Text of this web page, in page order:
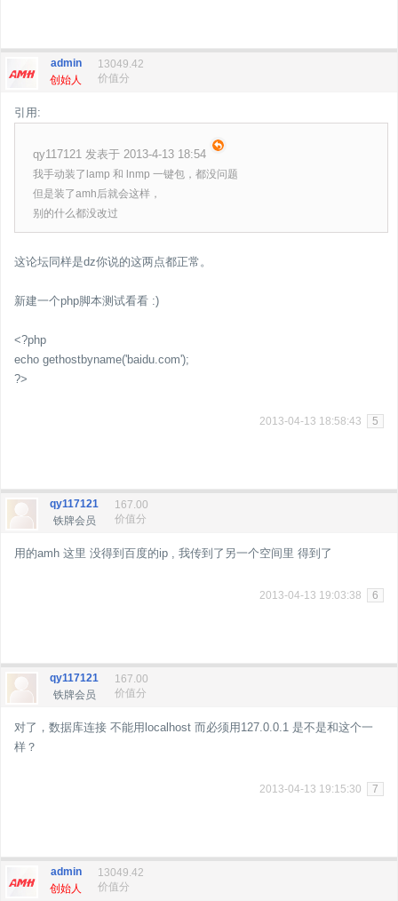
admin
创始人
13049.42
价值分
引用:
qy117121 发表于 2013-4-13 18:54
我手动装了lamp 和 lnmp 一键包，都没问题
但是装了amh后就会这样，
别的什么都没改过
这论坛同样是dz你说的这两点都正常。
新建一个php脚本测试看看 :)
<?php
echo gethostbyname('baidu.com');
?>
2013-04-13 18:58:43 5
qy117121
铁牌会员
167.00
价值分
用的amh 这里 没得到百度的ip , 我传到了另一个空间里 得到了
2013-04-13 19:03:38 6
qy117121
铁牌会员
167.00
价值分
对了，数据库连接 不能用localhost 而必须用127.0.0.1 是不是和这个一
样？
2013-04-13 19:15:30 7
admin
创始人
13049.42
价值分